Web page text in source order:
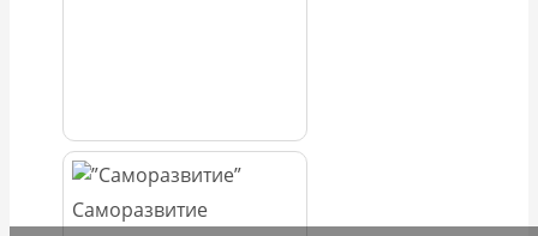
Саморазвитие